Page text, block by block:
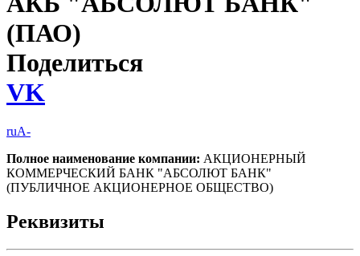
(ПАО)
Поделиться
VK
ruA-
Полное наименование компании: АКЦИОНЕРНЫЙ
КОММЕРЧЕСКИЙ БАНК "АБСОЛЮТ БАНК"
(ПУБЛИЧНОЕ АКЦИОНЕРНОЕ ОБЩЕСТВО)
Реквизиты